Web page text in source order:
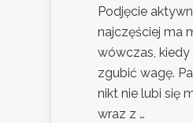
Podjęcie
najczęściej ma
wówczas,
zgubić wagę.
nikt nie lubi się
wraz z …